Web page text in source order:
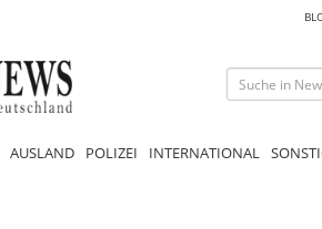
AUSLAND POLIZEI INTERNATIONAL